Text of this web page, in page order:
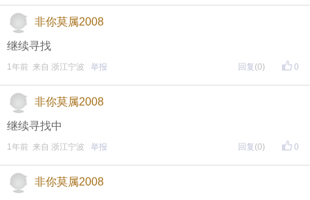
非你莫属2008
继续寻找
0
1年前 来自 浙江宁波 举报 回复 (0)
非你莫属2008
继续寻找中
0
1年前 来自 浙江宁波 举报 回复 (0)
非你莫属2008